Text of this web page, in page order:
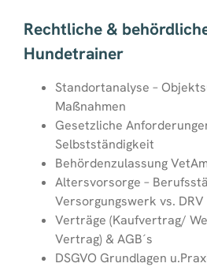
Rechtliche &
Hundetrainer
Standortanalyse –
Maßnahmen
Gesetzliche
Selbstständigkeit
Behördenzulassung
Altersvorsorge –
Versorgungswerk vs.
Verträge (Kaufvertrag/
Vertrag) & AGB´s
DSGVO Grundlagen